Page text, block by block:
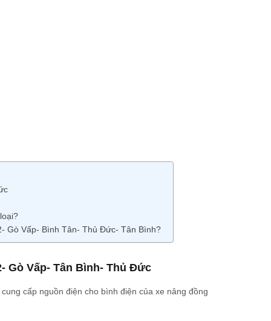
Gò Vấp- Bình Tân- Thủ Đức- Tân Bình?
Gò Vấp- Tân Bình- Thủ Đức
cấp nguồn điện cho bình điện của xe nâng đồng